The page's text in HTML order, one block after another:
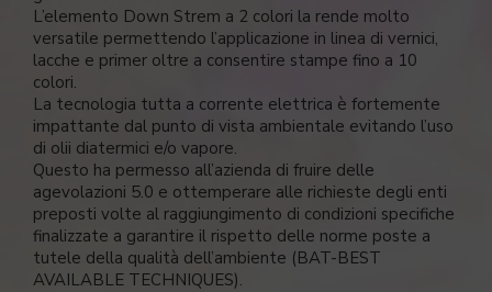
L’elemento Down Strem a 2 colori la rende molto
versatile permettendo l’applicazione in linea di vernici,
lacche e primer oltre a consentire stampe fino a 10
colori.
La tecnologia tutta a corrente elettrica è fortemente
impattante dal punto di vista ambientale evitando l’uso
di olii diatermici e/o vapore.
Questo ha permesso all’azienda di fruire delle
agevolazioni 5.0 e ottemperare alle richieste degli enti
preposti volte al raggiungimento di condizioni specifiche
finalizzate a garantire il rispetto delle norme poste a
tutele della qualità dell’ambiente (BAT-BEST
AVAILABLE TECHNIQUES).